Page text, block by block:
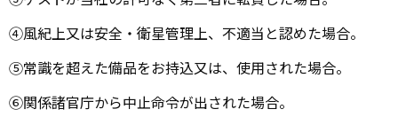
④⾵紀上又は安全・衛星管理上、不適当と認めた場合。
⑤常識を超えた備品をお持込又は、使⽤された場合。
⑥関係諸官庁から中⽌命令が出された場合。